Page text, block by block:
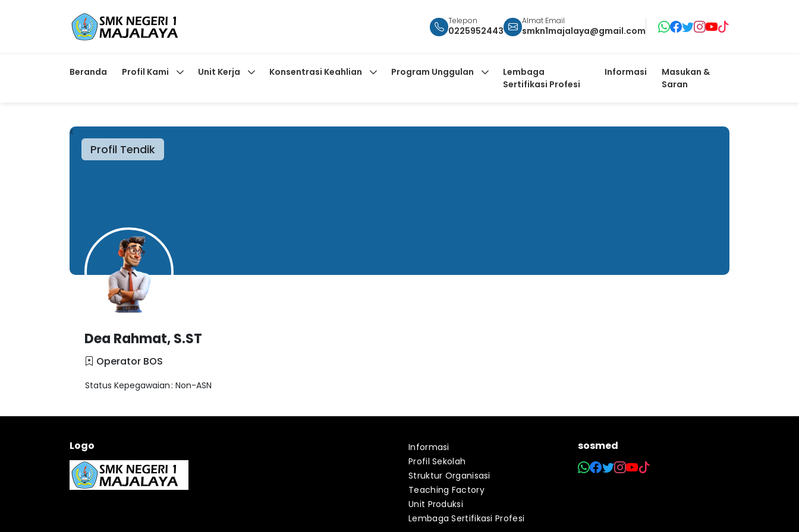
Telepon
0225952443
Almat Email
smkn1majalaya@gmail.com
Beranda Profil Kami Unit Kerja Konsentrasi Keahlian Program Unggulan
Lembaga
Sertifikasi Profesi
Informasi
Masukan &
Saran
Profil Tendik
<
Dea Rahmat, S.ST
Operator BOS
Status Kepegawaian: Non-ASN
Logo
Informasi
Profil Sekolah
Struktur Organisasi
Teaching Factory
Unit Produksi
Lembaga Sertifikasi Profesi
sosmed